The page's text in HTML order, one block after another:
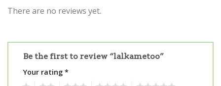
There are no reviews yet.
Be the first to review “lalkametoo”
Your rating *